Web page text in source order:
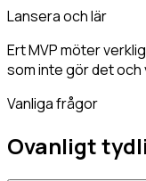
Lansera och lär
Ert MVP möter
som inte gör det och
Vanliga frågor
Ovanligt